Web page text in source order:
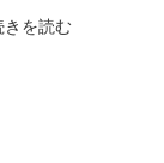
きを読む